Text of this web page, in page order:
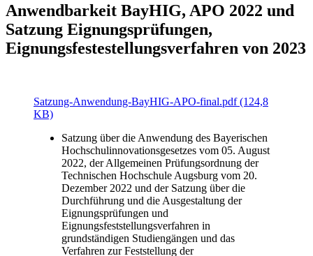
Anwendbarkeit BayHIG, APO 2022 und
Satzung Eignungsprüfungen,
Eignungsfestestellungsverfahren von 2023
Satzung-Anwendung-BayHIG-APO-final.pdf (124,8
KB)
Satzung über die Anwendung des Bayerischen
Hochschulinnovationsgesetzes vom 05. August
2022, der Allgemeinen Prüfungsordnung der
Technischen Hochschule Augsburg vom 20.
Dezember 2022 und der Satzung über die
Durchführung und die Ausgestaltung der
Eignungsprüfungen und
Eignungsfeststellungsverfahren in
grundständigen Studiengängen und das
Verfahren zur Feststellung der